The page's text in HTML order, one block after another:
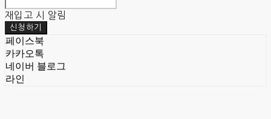
재입고 시 알림
신청하기
페이스북
카카오톡
네이버 블로그
라인